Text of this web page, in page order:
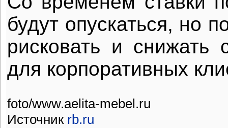
будут опускаться, но
рисковать и снижать
для корпоративных
foto/www.aelita-mebel.ru
Источник rb.ru